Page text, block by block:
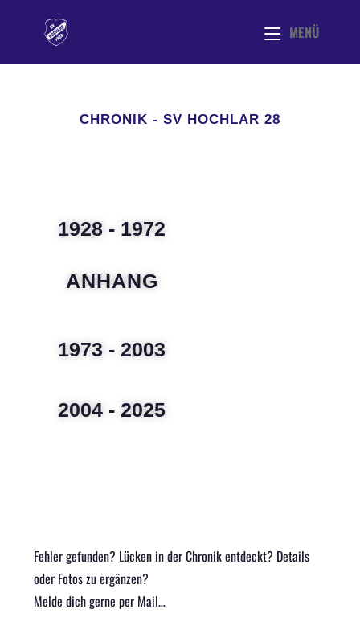
MENÜ
CHRONIK - SV HOCHLAR 28
1928 - 1972
ANHANG
1973 - 2003
2004 - 2025
Fehler gefunden? Lücken in der Chronik entdeckt? Details
oder Fotos zu ergänzen?
Melde dich gerne per Mail…